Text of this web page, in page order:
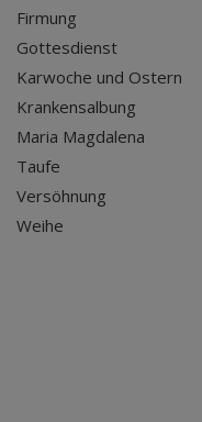
Firmung
Gottesdienst
Karwoche und Ostern
Krankensalbung
Maria Magdalena
Taufe
Versöhnung
Weihe